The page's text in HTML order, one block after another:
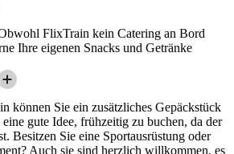
FlixTrain kein Catering an Bord
Ihre eigenen Snacks und Getränke
können Sie ein zusätzliches Gepäckstück
gute Idee, frühzeitig zu buchen, da der
Besitzen Sie eine Sportausrüstung oder
Auch sie sind herzlich willkommen, es